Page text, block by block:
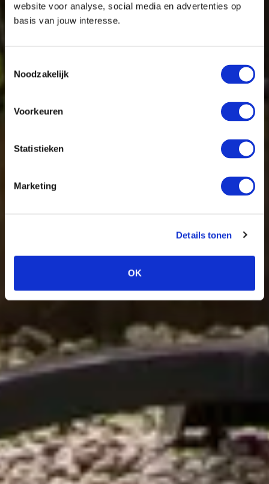
website voor analyse, social media en advertenties op
basis van jouw interesse.
Noodzakelijk
Voorkeuren
Statistieken
Marketing
Details tonen
OK